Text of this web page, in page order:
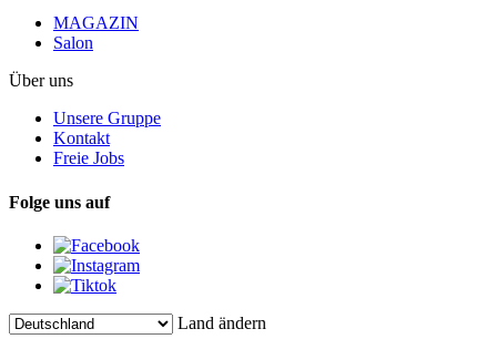
MAGAZIN
Salon
Über uns
Unsere Gruppe
Kontakt
Freie Jobs
Folge uns auf
Land ändern